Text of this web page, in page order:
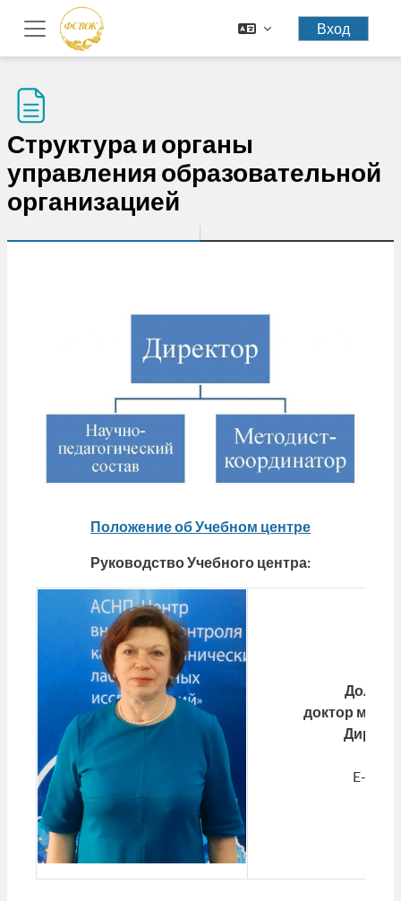
Перейти к основному содержанию
Боковая панель
Вход
Структура и органы
управления образовательной
организацией
Положение об Учебном центре
Руководство Учебного центра:
Долгих
доктор
E-mail: